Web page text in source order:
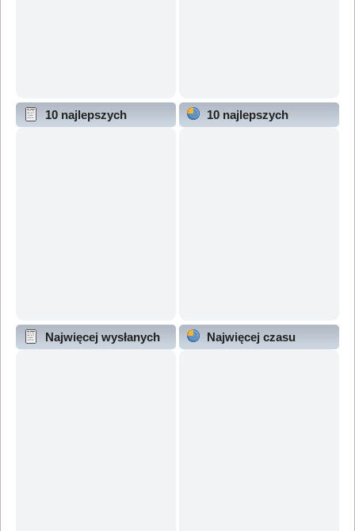
10 najlepszych
10 najlepszych
Najwięcej wysłanych
Najwięcej czasu